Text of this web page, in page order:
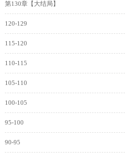
第130章【大结局】
120-129
115-120
110-115
105-110
100-105
95-100
90-95